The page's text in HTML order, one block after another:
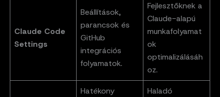
Claude Code
Settings
Beállítások,
parancsok és
GitHub
integrációs
folyamatok.
Fejlesztőknek a
Claude-alapú
munkafolyamat
ok
optimalizálásáh
oz.
Hatékony
Haladó